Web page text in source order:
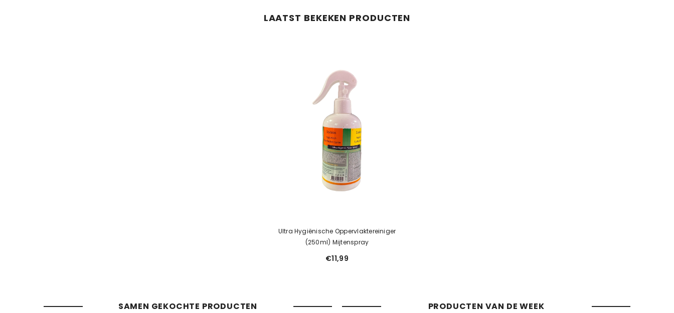
LAATST BEKEKEN PRODUCTEN
Ultra Hygiënische Oppervlaktereiniger
(250ml) Mijtenspray
€11,99
SAMEN GEKOCHTE PRODUCTEN PRODUCTEN VAN DE WEEK